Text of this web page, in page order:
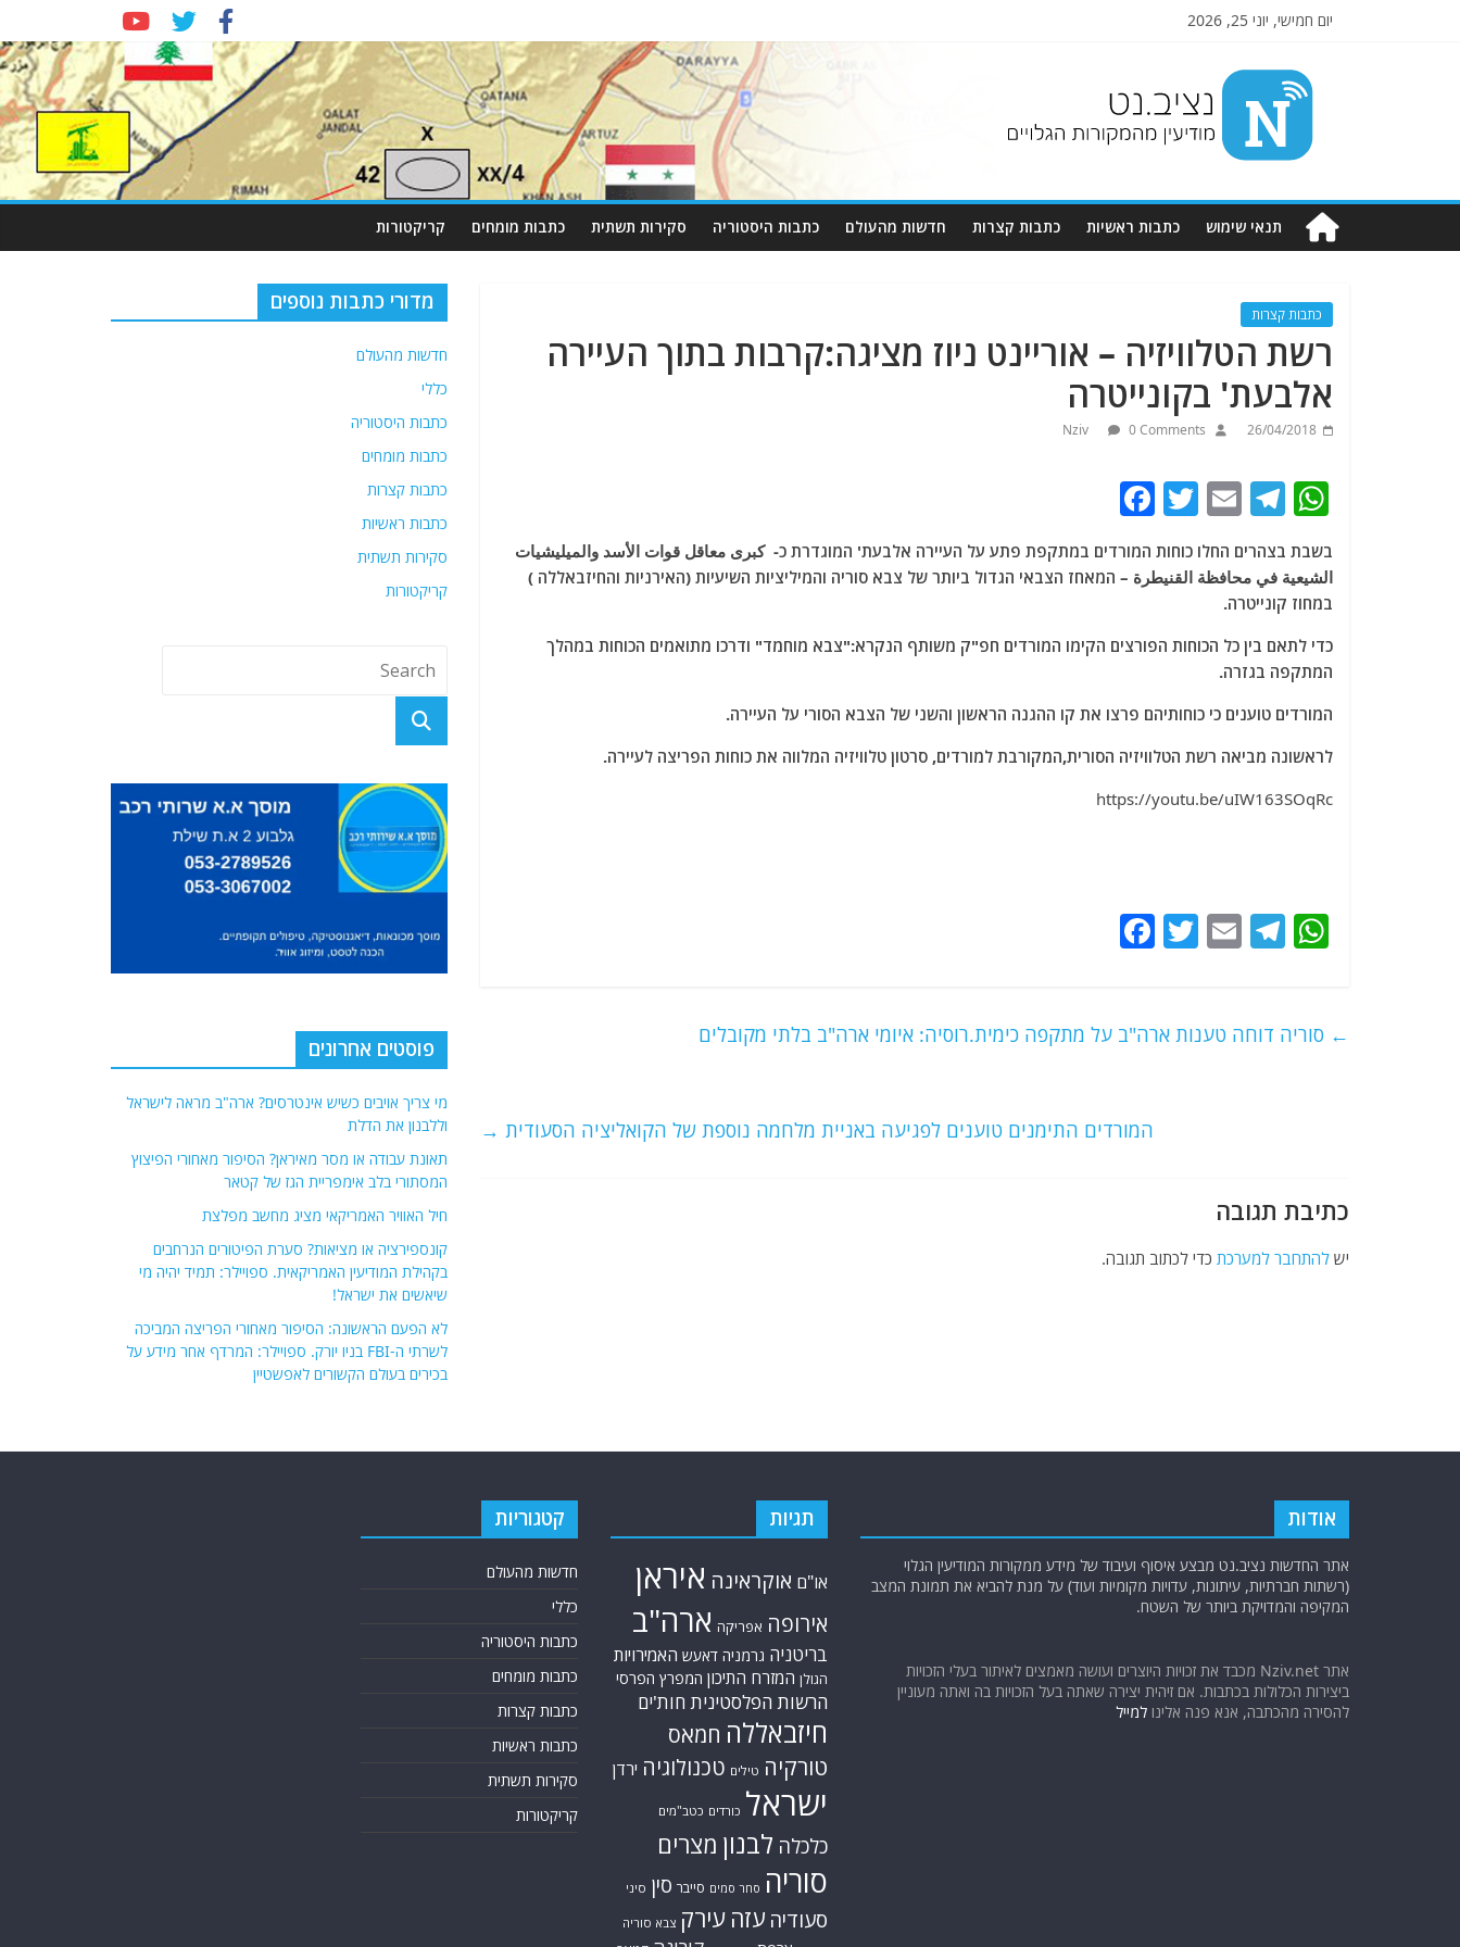
יום חמישי, יוני 25, 2026
Nziv.net
מודיעין
מהמקורות
תנאי שימוש כתבות ראשיות כתבות קצרות חדשות מהעולם כתבות היסטוריה סקירות תשתית כתבות מומחים קריקטורות
כתבות קצרות
רשת הטלוויזיה – אוריינט ניוז מציגה:קרבות בתוך העיירה
אלבעת' בקונייטרה
26/04/2018
Nziv 0 Comments
W
at
s
A
p
p
T
e
g
ra
m
E
m
ai
T
itt
er
c
b
o
k
בשבת בצהרים החלו כוחות המורדים במתקפת פתע על העיירה אלבעת' המוגדרת כ- كبرى معاقل قوات الأسد والميليشيات
الشيعية في محافظة القنيطرة – המאחז הצבאי הגדול ביותר של צבא סוריה והמיליציות השיעיות (האירניות והחיזבאללה )
במחוז קונייטרה.
כדי לתאם בין כל הכוחות הפורצים הקימו המורדים חפ"ק משותף הנקרא:"צבא מוחמד" ודרכו מתואמים הכוחות במהלך
המתקפה בגזרה.
המורדים טוענים כי כוחותיהם פרצו את קו ההגנה הראשון והשני של הצבא הסורי על העיירה.
לראשונה מביאה רשת הטלוויזיה הסורית,המקורבת למורדים, סרטון טלוויזיה המלווה את כוחות הפריצה לעיירה.
https://youtu.be/uIW163SOqRc
W
s
T
g
E
l
T
er
e
o
← סוריה דוחה טענות ארה"ב על מתקפה כימית.רוסיה: איומי ארה"ב בלתי מקובלים
המורדים התימנים טוענים לפגיעה באניית מלחמה נוספת של הקואליציה הסעודית →
כתיבת תגובה
יש להתחבר למערכת כדי לכתוב תגובה.
מדורי כתבות נוספים
חדשות מהעולם
כללי
כתבות היסטוריה
כתבות מומחים
כתבות קצרות
כתבות ראשיות
סקירות תשתית
קריקטורות
פוסטים אחרונים
מי צריך אויבים כשיש אינטרסים? ארה"ב מראה לישראל
וללבנון את הדלת
תאונת עבודה או מסר מאיראן? הסיפור מאחורי הפיצוץ
המסתורי בלב אימפריית הגז של קטאר
חיל האוויר האמריקאי מציג מחשב מפלצת
קונספירציה או מציאות? סערת הפיטורים הנרחבים
בקהילת המודיעין האמריקאית. ספויילר: תמיד יהיה מי
שיאשים את ישראל!
לא הפעם הראשונה: הסיפור מאחורי הפריצה המביכה
לשרתי ה-FBI בניו יורק. ספויילר: המרדף אחר מידע על
בכירים בעולם הקשורים לאפשטיין
אודות
אתר החדשות נציב.נט מבצע איסוף ועיבוד של מידע ממקורות המודיעין הגלוי
(רשתות חברתיות, עיתונות, עדויות מקומיות ועוד) על מנת להביא את תמונת המצב
המקיפה והמדויקת ביותר של השטח.
אתר Nziv.net מכבד את זכויות היוצרים ועושה מאמצים לאיתור בעלי הזכויות
ביצירות הכלולות בכתבות. אם זיהית יצירה שאתה בעל הזכויות בה ואתה מעוניין
להסירה מהכתבה, אנא פנה אלינו למייל
תגיות
או"ם אוקראינה איראן
אירופה אפריקה ארה"ב
בריטניה גרמניה דאעש האמירויות
הגולן המזרח התיכון המפרץ הפרסי
הרשות הפלסטינית חות'ים
חיזבאללה חמאס
טורקיה טילים טכנולוגיה ירדן
ישראל כורדים כטב"מים
כלכלה לבנון מצרים
סוריה סחר סמים סייבר סין סיני
סעודיה עזה עירק צבא סוריה
קטגוריות
חדשות מהעולם
כללי
כתבות היסטוריה
כתבות מומחים
כתבות קצרות
כתבות ראשיות
סקירות תשתית
קריקטורות